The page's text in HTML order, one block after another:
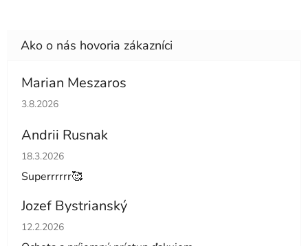
Marian Meszaros
Hodnotenie obchodu je 5 z 5 hviezdičiek.
3.8.2026
Andrii Rusnak
Hodnotenie obchodu je 5 z 5 hviezdičiek.
18.3.2026
Superrrrrr🥰
Jozef Bystrianský
Hodnotenie obchodu je 5 z 5 hviezdičiek.
12.2.2026